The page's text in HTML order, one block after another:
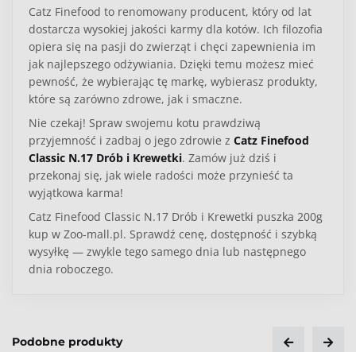
Catz Finefood to renomowany producent, który od lat
dostarcza wysokiej jakości karmy dla kotów. Ich filozofia
opiera się na pasji do zwierząt i chęci zapewnienia im
jak najlepszego odżywiania. Dzięki temu możesz mieć
pewność, że wybierając tę markę, wybierasz produkty,
które są zarówno zdrowe, jak i smaczne.
Nie czekaj! Spraw swojemu kotu prawdziwą
przyjemność i zadbaj o jego zdrowie z Catz Finefood
Classic N.17 Drób i Krewetki. Zamów już dziś i
przekonaj się, jak wiele radości może przynieść ta
wyjątkowa karma!
Catz Finefood Classic N.17 Drób i Krewetki puszka 200g
kup w Zoo-mall.pl. Sprawdź cenę, dostępność i szybką
wysyłkę — zwykle tego samego dnia lub następnego
dnia roboczego.
Typ produktu
Podobne produkty